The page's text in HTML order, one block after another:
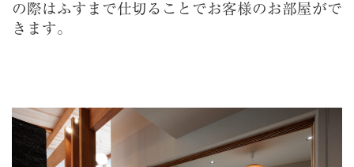
の際はふすまで仕切ることでお客様のお部屋がで
きます。